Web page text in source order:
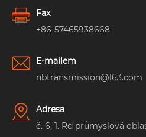
Fax
+86-57465938668
E-mailem
nbtransmission@163.com
Adresa
č. 6, 1. Rd průmyslová